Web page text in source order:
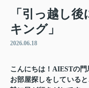
「引っ越し
キング」
2026.06.18
こんにちは！AIESTの門
お部屋探しをしている